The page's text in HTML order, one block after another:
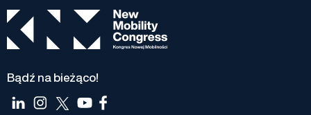
Bądź na bieżąco!